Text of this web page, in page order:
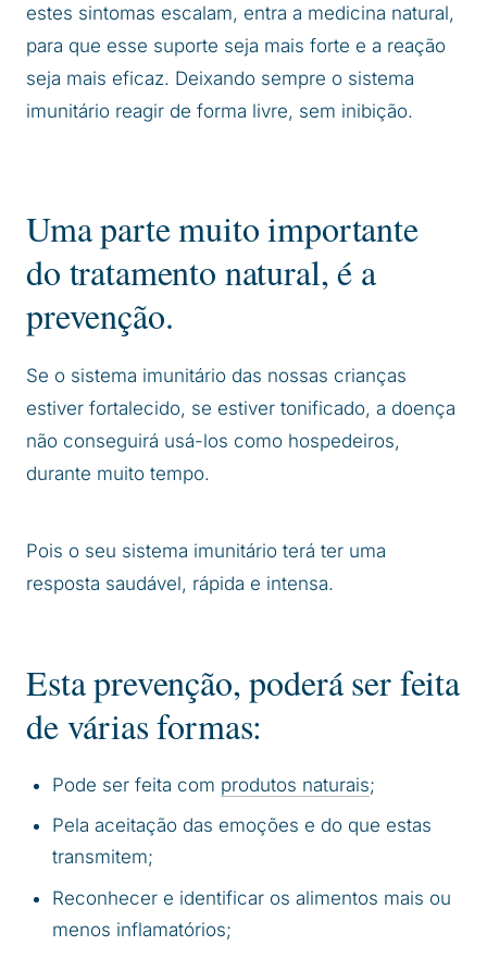
estes sintomas escalam, entra a medicina natural,
para que esse suporte seja mais forte e a reação
seja mais eficaz. Deixando sempre o sistema
imunitário reagir de forma livre, sem inibição.
Uma parte muito importante
do tratamento natural, é a
prevenção.
Se o sistema imunitário das nossas crianças
estiver fortalecido, se estiver tonificado, a doença
não conseguirá usá-los como hospedeiros,
durante muito tempo.
Pois o seu sistema imunitário terá ter uma
resposta saudável, rápida e intensa.
Esta prevenção, poderá ser feita
de várias formas:
Pode ser feita com produtos naturais;
Pela aceitação das emoções e do que estas
transmitem;
Reconhecer e identificar os alimentos mais ou
menos inflamatórios;